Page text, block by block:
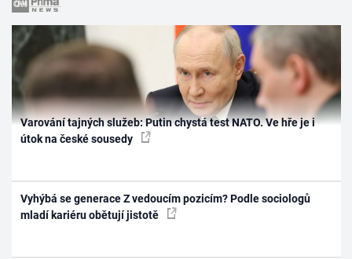
Varování tajných služeb: Putin chystá test NATO. Ve hře je i
útok na české sousedy
Vyhýbá se generace Z vedoucím pozicím? Podle sociologů
mladí kariéru obětují jistotě